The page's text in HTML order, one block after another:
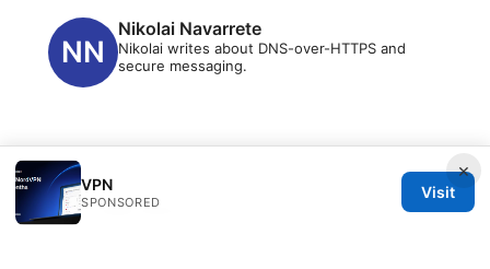
Nikolai Navarrete
Nikolai writes about DNS-over-HTTPS and
secure messaging.
×
VPN
SPONSORED
Visit
© 2026 Freelancefilosoof